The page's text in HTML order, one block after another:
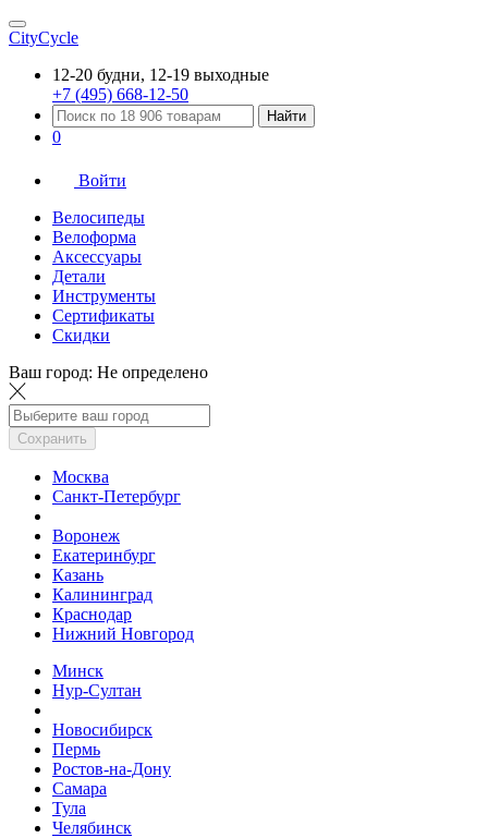
CityCycle
12-20 будни, 12-19 выходные
+7 (495) 668-12-50
Найти
0
Войти
Велосипеды
Велоформа
Аксессуары
Детали
Инструменты
Сертификаты
Скидки
Ваш город: Не определено
Сохранить
Москва
Санкт-Петербург
Воронеж
Екатеринбург
Казань
Калининград
Краснодар
Нижний Новгород
Минск
Нур-Султан
Новосибирск
Пермь
Ростов-на-Дону
Самара
Тула
Челябинск